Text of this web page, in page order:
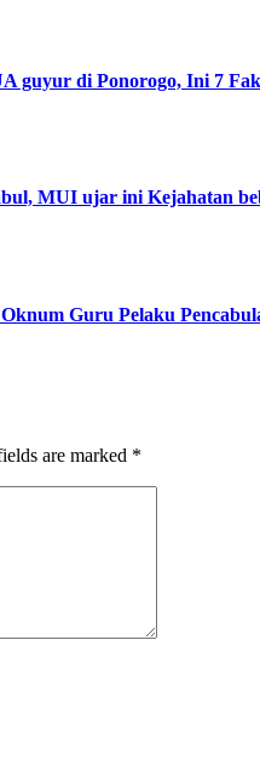
guyur di Ponorogo, Ini 7
MUI ujar ini Kejahatan
Guru Pelaku
are marked *